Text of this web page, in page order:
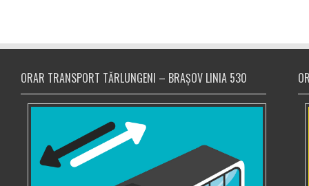
ORAR TRANSPORT TĂRLUNGENI – BRAȘOV LINIA 530